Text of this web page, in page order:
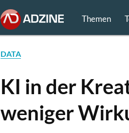
Themen
DATA
KI in der
weniger